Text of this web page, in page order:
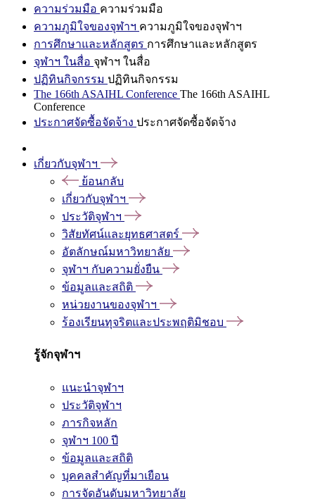
ความร่วมมือ ความร่วมมือ
ความภูมิใจของจุฬาฯ ความภูมิใจของจุฬาฯ
การศึกษาและหลักสูตร การศึกษาและหลักสูตร
จุฬาฯ ในสื่อ จุฬาฯ ในสื่อ
ปฏิทินกิจกรรม ปฏิทินกิจกรรม
The 166th ASAIHL Conference The 166th ASAIHL
Conference
ประกาศจัดซื้อจัดจ้าง ประกาศจัดซื้อจัดจ้าง
เกี่ยวกับจุฬาฯ
ย้อนกลับ
เกี่ยวกับจุฬาฯ
ประวัติจุฬาฯ
วิสัยทัศน์และยุทธศาสตร์
อัตลักษณ์มหาวิทยาลัย
จุฬาฯ กับความยั่งยืน
ข้อมูลและสถิติ
หน่วยงานของจุฬาฯ
ร้องเรียนทุจริตและประพฤติมิชอบ
รู้จักจุฬาฯ
แนะนำจุฬาฯ
ประวัติจุฬาฯ
ภารกิจหลัก
จุฬาฯ 100 ปี
ข้อมูลและสถิติ
บุคคลสำคัญที่มาเยือน
การจัดอันดับมหาวิทยาลัย